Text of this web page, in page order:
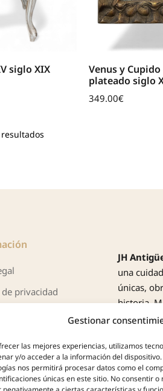
Gestionar
las mejores experiencias, utilizamos
y/o acceder a la información del
nos permitirá procesar datos como el
únicas en este sitio. No consentir
siglo XIX
Venus y
plateado siglo
349.00€
privacidad
JH
una
únicas,
historia.
confianza.